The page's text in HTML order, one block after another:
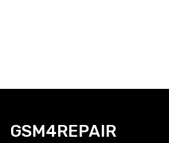
GSM4REPAIR